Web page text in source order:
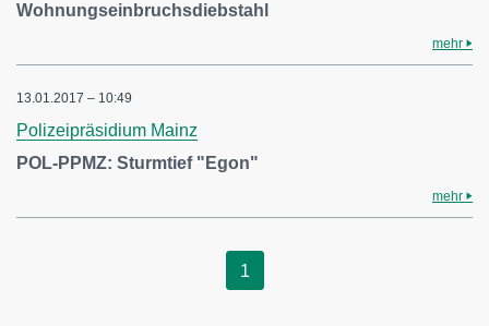
Wohnungseinbruchsdiebstahl
mehr
13.01.2017 – 10:49
Polizeipräsidium Mainz
POL-PPMZ: Sturmtief "Egon"
mehr
1